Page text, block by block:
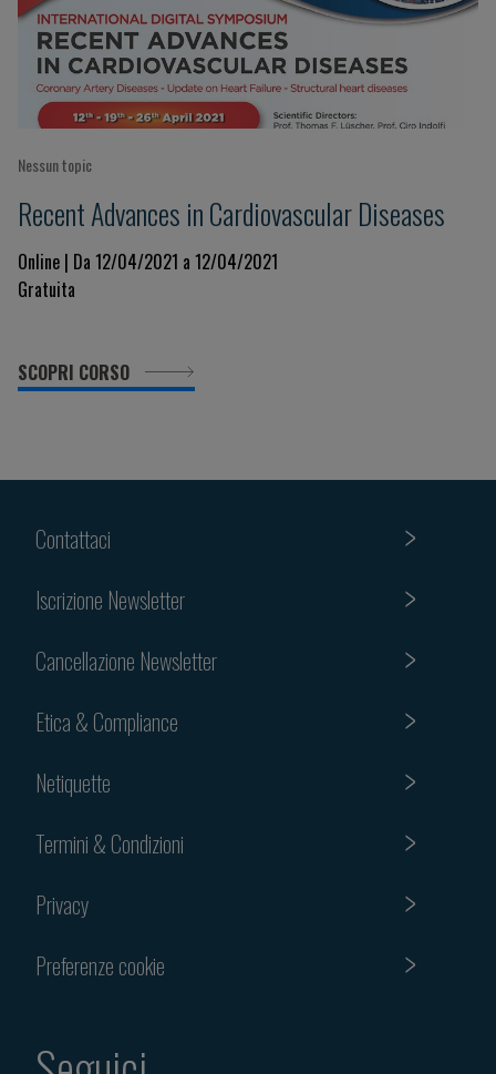
Nessun topic
Recent Advances in Cardiovascular Diseases
Online | Da 12/04/2021 a 12/04/2021
Gratuita
SCOPRI CORSO
Contattaci
Iscrizione Newsletter
Cancellazione Newsletter
Etica & Compliance
Netiquette
Termini & Condizioni
Privacy
Preferenze cookie